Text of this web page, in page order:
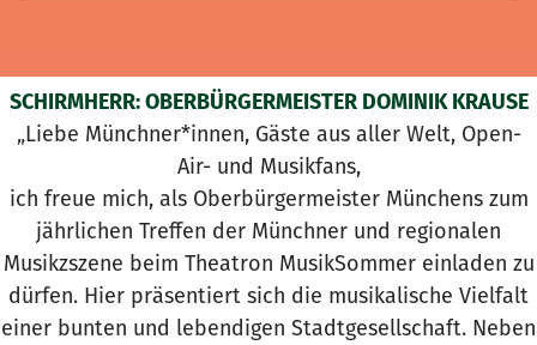
SCHIRMHERR: OBERBÜRGERMEISTER DOMINIK KRAUSE
„Liebe Münchner*innen, Gäste aus aller Welt, Open-
Air- und Musikfans,
ich freue mich, als Oberbürgermeister Münchens zum
jährlichen Treffen der Münchner und regionalen
Musikzszene beim Theatron MusikSommer einladen zu
dürfen. Hier präsentiert sich die musikalische Vielfalt
einer bunten und lebendigen Stadtgesellschaft. Neben